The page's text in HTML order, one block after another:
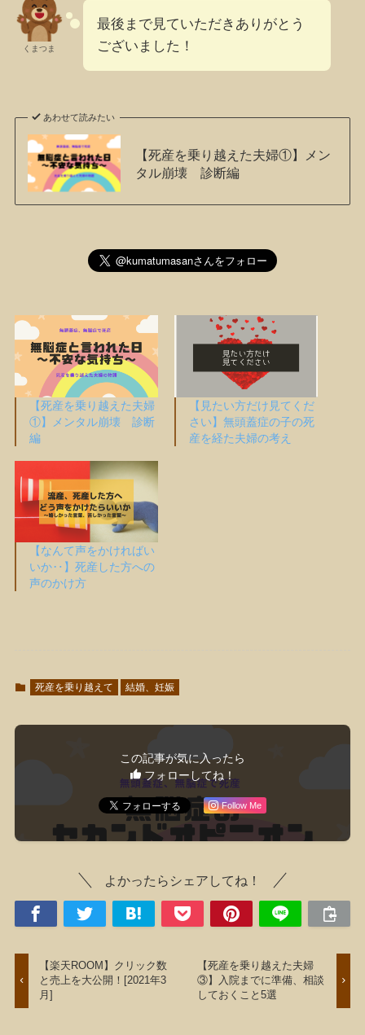
くまつま
最後まで見ていただきありがとう
ございました！
あわせて読みたい
【死産を乗り越えた夫婦①】メン
タル崩壊 診断編
【死産を乗り越えた夫婦
①】メンタル崩壊 診断
編
【見たい方だけ見てくだ
さい】無頭蓋症の子の死
産を経た夫婦の考え
【なんて声をかければい
いか‥】死産した方への
声のかけ方
死産を乗り越えて 結婚、妊娠
この記事が気に入ったら
フォローしてね！
Follow Me
よかったらシェアしてね！
【楽天ROOM】クリック数
と売上を大公開！[2021年3
月]
【死産を乗り越えた夫婦
③】入院までに準備、相談
しておくこと5選